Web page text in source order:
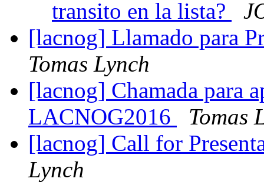
transito en la lista?
[lacnog] Llamado para
Tomas Lynch
[lacnog] Chamada para
LACNOG2016
Tomas
[lacnog] Call for
Lynch